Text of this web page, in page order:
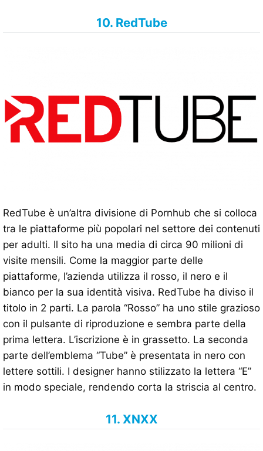
10. RedTube
RedTube è un’altra divisione di Pornhub che si colloca
tra le piattaforme più popolari nel settore dei contenuti
per adulti. Il sito ha una media di circa 90 milioni di
visite mensili. Come la maggior parte delle
piattaforme, l’azienda utilizza il rosso, il nero e il
bianco per la sua identità visiva. RedTube ha diviso il
titolo in 2 parti. La parola “Rosso” ha uno stile grazioso
con il pulsante di riproduzione e sembra parte della
prima lettera. L’iscrizione è in grassetto. La seconda
parte dell’emblema “Tube” è presentata in nero con
lettere sottili. I designer hanno stilizzato la lettera “E”
in modo speciale, rendendo corta la striscia al centro.
11. XNXX